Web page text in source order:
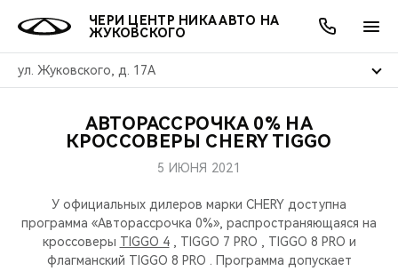
ЧЕРИ ЦЕНТР НИКА АВТО НА
ЖУКОВСКОГО
ул. Жуковского, д. 17А
МОДЕЛИ
КРОССОВЕРЫ
ПОКУПАТЕЛЯМ
КРЕДИТ И СТРАХОВАНИЕ
ВЛАДЕЛЬЦАМ
ЗАПЧАСТИ И АКСЕССУАРЫ
ПОДДЕРЖКА
МИР CHERY
О БРЕНДЕ
CHERY В СОЦСЕТЯХ
АКЦИИ
ОНЛАЙН СЕРВИСЫ
КРЕДИТ
О КОМПАНИИ
МЫ В СОЦСЕТЯХ
АВТОРАССРОЧКА 0% НА
КРОССОВЕРЫ CHERY TIGGO
5 ИЮНЯ 2021
У официальных дилеров марки CHERY доступна
программа «Авторассрочка 0%», распространяющаяся на
кроссоверы TIGGO 4, TIGGO 7 PRO , TIGGO 8 PRO и
флагманский TIGGO 8 PRO . Программа допускает